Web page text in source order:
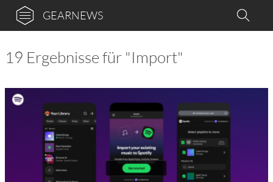
GEARNEWS
19 Ergebnisse für "Import"